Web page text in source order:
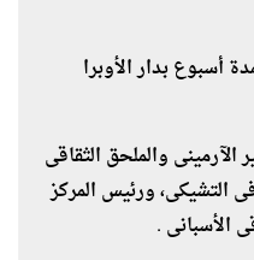
أسبوع بدار الأوبرا
والملحق الثقاقى
التشيكى، ورئيس المركز
الأسبانى .